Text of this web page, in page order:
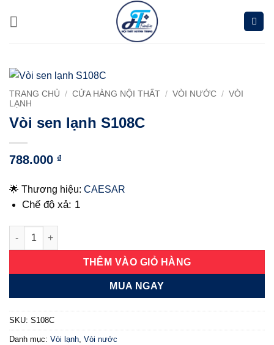
TRANG CHỦ / CỬA HÀNG NỘI THẤT / VÒI NƯỚC / VÒI
LẠNH
Vòi sen lạnh S108C
788.000 ₫
🌟 Thương hiệu: CAESAR
Chế độ xả: 1
Vòi sen lạnh S108C số lượng
THÊM VÀO GIỎ HÀNG
MUA NGAY
SKU: S108C
Danh mục: Vòi lạnh Vòi nước